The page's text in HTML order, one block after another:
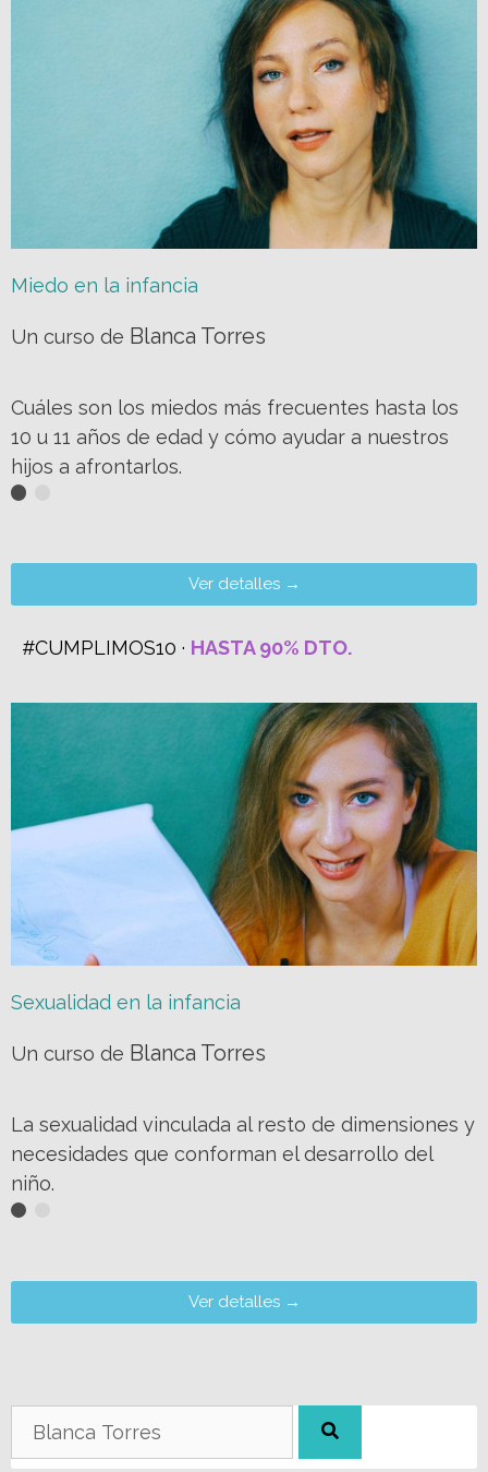
Miedo en la infancia
Un curso de Blanca Torres
Cuáles son los miedos más frecuentes hasta los
10 u 11 años de edad y cómo ayudar a nuestros
hijos a afrontarlos.
Ver detalles →
#CUMPLIMOS10 · HASTA 90% DTO.
Sexualidad en la infancia
Un curso de Blanca Torres
La sexualidad vinculada al resto de dimensiones y
necesidades que conforman el desarrollo del
niño.
Ver detalles →